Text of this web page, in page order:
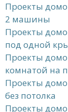
Проекты
2 машины
Проекты
под одной
Проекты
комнатой на
Проекты
без потолка
Проекты